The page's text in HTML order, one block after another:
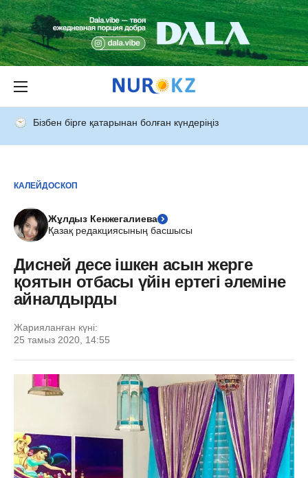
Бізбен бірге қатарынан болған күндеріңіз
КАЛЕЙДОСКОП
Жұлдыз Кенжегалиева
Қазақ редакциясының басшысы
Дисней десе ішкен асын жерге
қоятын отбасы үйін ертегі әлеміне
айналдырды
Жарияланған күні:
25 тамыз 2020, 14:55